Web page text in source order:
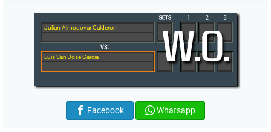
Julian Almodovar Calderon
Luis San Jose Garcia
Facebook Whatsapp